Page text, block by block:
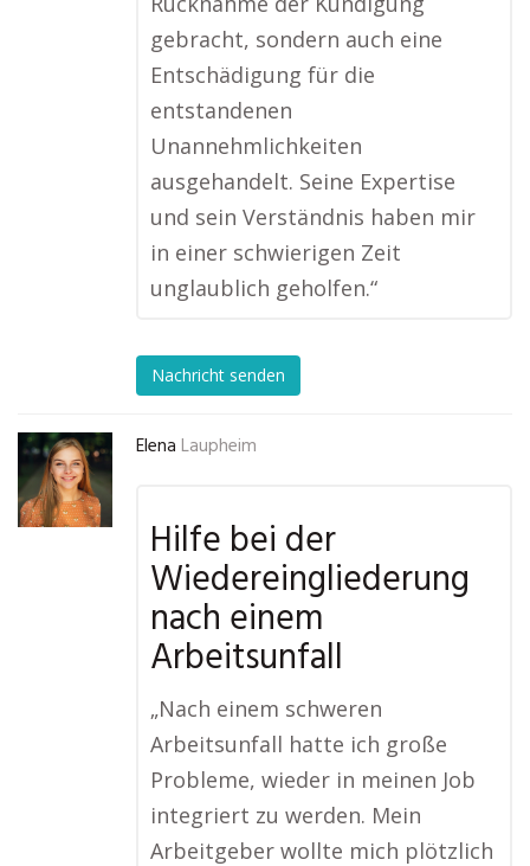
gebracht, sondern auch eine
Entschädigung für die
entstandenen
Unannehmlichkeiten
ausgehandelt. Seine Expertise
und sein Verständnis haben mir
in einer schwierigen Zeit
unglaublich geholfen.“
Nachricht senden
Elena Laupheim
Hilfe bei der
Wiedereingliederung
nach einem
Arbeitsunfall
„Nach einem schweren
Arbeitsunfall hatte ich große
Probleme, wieder in meinen Job
integriert zu werden. Mein
Arbeitgeber wollte mich plötzlich